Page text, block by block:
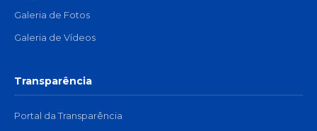
Galeria de Fotos
Galeria de Vídeos
Transparência
Portal da Transparência